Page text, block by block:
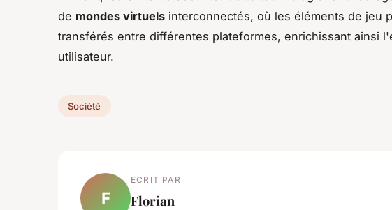
de mondes virtuels interconnectés, où les éléments de jeu
transférés entre différentes plateformes, enrichissant ainsi
utilisateur.
Société
F
ECRIT PAR
Florian